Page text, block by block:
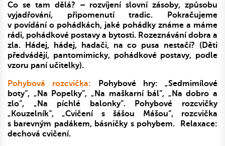
Co se tam dělá? – rozvíjení slovní zásoby, způsobu
vyjadřování, připomenutí tradic. Pokračujeme
v povídání o pohádkách, jaké pohádky známe a máme
rádi, pohádkové postavy a bytosti. Rozeznávání dobra a
zla.
Hádej, hádej, hadači, na co pusa nestačí? (Děti
předvádějí, pantomimicky, pohádkové postavy, podle
vzoru paní učitelky).
Pohybová rozcvička:
Pohybové hry: „Sedmimílové
boty“, „Na Popelky“, „Na maškarní bál“, „Na dobro a
zlo“, „Na píchlé balonky“. Pohybové rozcvičky
„Kouzelník“, „Cvičení s šášou Mášou“, rozcvička
s barevným padákem, básničky s pohybem.
Relaxace:
dechová cvičení.